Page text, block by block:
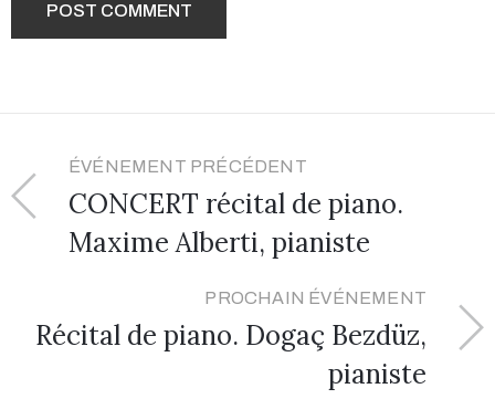
ÉVÉNEMENT PRÉCÉDENT
CONCERT récital de piano.
Maxime Alberti, pianiste
PROCHAIN ÉVÉNEMENT
Récital de piano. Dogaç Bezdüz,
pianiste